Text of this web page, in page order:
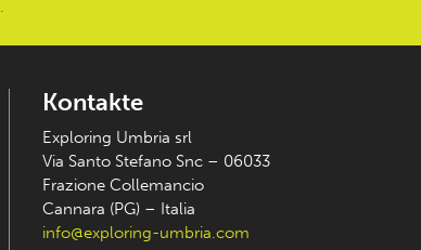
.
Kontakte
Exploring Umbria srl
Via Santo Stefano Snc – 06033
Frazione Collemancio
Cannara (PG) – Italia
info@exploring-umbria.com